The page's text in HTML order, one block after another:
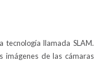
tecnología llamada SLAM.
imágenes de las cámaras